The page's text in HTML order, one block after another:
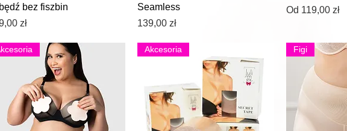
bez fiszbin
zł
Seamless
Cena
139,00 zł
Od 119,00 zł
Cena rabatowa
Akcesoria Figi